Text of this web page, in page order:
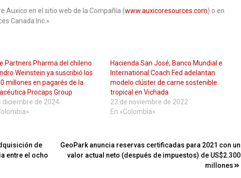
Auxico en el sitio web de la Compañía (www.auxicoresources.com) o en
Canada Inc.»
Partners Pharma del chileno
Weinstein ya suscribió los
millones en pagarés de la
Procaps Group
diciembre de 2024
Hacienda San José, Banco Mundial e
International Coach Fed adelantan
modelo clúster de carne sostenible
tropical en Vichada
23 de noviembre de 2022
En «Colombia»
de
entre el ocho
GeoPark anuncia reservas certificadas para 2021 con un
valor actual neto (después de impuestos) de US$2.300
millones